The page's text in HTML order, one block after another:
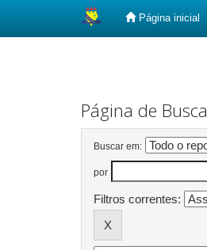
Página inicial
Página de Busca
Buscar em:
por
Filtros correntes: